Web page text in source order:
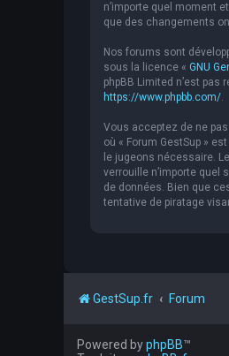
n’importe quel moment
que des changements
Nos forums sont
sous la licence « GNU
phpBB Limited n’est
https://www.phpbb.com/.
Vous acceptez de ne
où « Forum GestSup »
le jugeons nécessaire.
verrouille n’importe
de données. Bien que
tentative de piratage
GestSup.fr Forum
Powered byphpBB™